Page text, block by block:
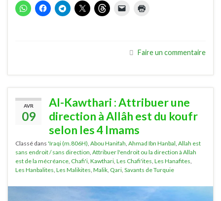
Faire un commentaire
AVR
09
Al-Kawthari : Attribuer une
direction à Allâh est du koufr
selon les 4 Imams
Classé dans 'Iraqi (m.806H) Abou Hanifah Ahmad Ibn Hanbal Allah est
sans endroit / sans direction Attribuer l'endroit ou la direction à Allah
est de la mécréance Chafi'i Kawthari Les Chafi'ites Les Hanafites
Les Hanbalites Les Malikites Malik Qari Savants de Turquie